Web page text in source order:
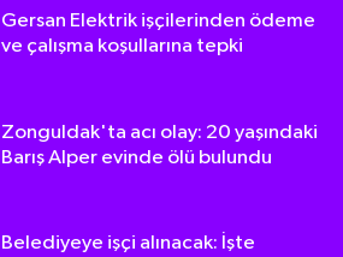
Gersan Elektrik işçilerinden ödeme
ve çalışma koşullarına tepki
Zonguldak'ta acı olay: 20 yaşındaki
Barış Alper evinde ölü bulundu
Belediyeye işçi alınacak: İşte